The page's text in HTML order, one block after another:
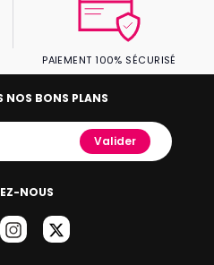
PAIEMENT 100% SÉCURISÉ
NOUS
NOS BONS PLANS
Valider